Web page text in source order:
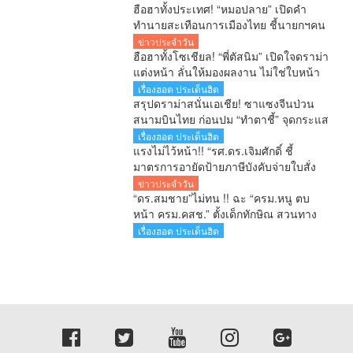
ฮือฮาทั้งประเทศ! “หมอปลาย” เปิดคำ
ทำนายสะเทือนการเมืองไทย ชี้นายกฯคน
ใหม่ หนุ่มหน้าใหม่ พรรคใหม่ โปรไฟล์
แกร่ง แบ็กแน่น ท่านยมบอก
ข่าวประจำวัน
ฮือฮาทั้งโซเชียล! “พี่ตัสนิม” เปิดใจดราม่า
แต่งหน้า ลั่นให้มองผลงาน ไม่ใช่ใบหน้า
เตือนคอมเมนต์เกินเลยระวังผิดกฎหมาย
เรื่องฮอต ประเด็นฮิต
สรุปดราม่าสนั่นเอเชีย! ซาแซงจีนป่วน
สนามบินไทย ก่อนปม “ทำตาชี้” จุดกระแส
เดือดข้ามประเทศ
เรื่องฮอต ประเด็นฮิต
แรงไม่ไว้หน้า!! “รศ.ดร.เจิมศักดิ์ ชี้
มาตรการอายัดป้ายภาษีบังคับจ่ายใบสั่ง
รัฐกำลังลงโทษประชาชนก่อนศาลตัดสิน
ข่าวประจำวัน
“ดร.สมชาย”ไม่ทน !! ฉะ “ครม.หนู ตบ
หน้า ครม.คสช.” ตั้งเด็กทักษิณ สวนทาง
ปฏิรูปประเทศ-ยุทธศาสตร์ชาติ
เรื่องฮอต ประเด็นฮิต